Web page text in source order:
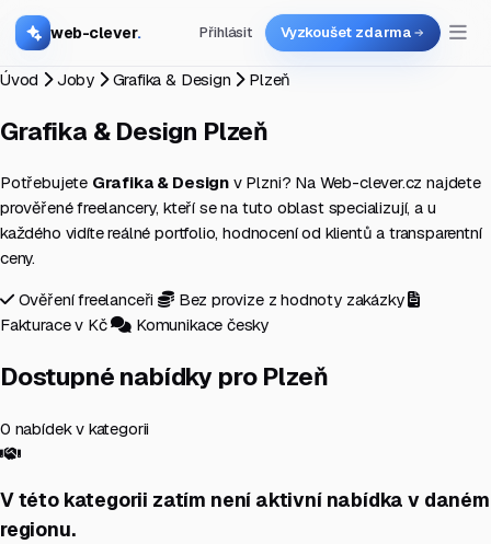
web-clever. Přihlásit Vyzkoušet zdarma
Úvod Joby Grafika & Design Plzeň
Grafika & Design Plzeň
Potřebujete Grafika & Designv Plzni? Na Web-clever.cz najdete
prověřené freelancery, kteří se na tuto oblast specializují, a u
každého vidíte reálné portfolio, hodnocení od klientů a transparentní
ceny.
Ověření freelanceři
Bez provize z hodnoty zakázky
Fakturace v Kč
Komunikace česky
Dostupné nabídky pro Plzeň
0 nabídek v kategorii
V této kategorii zatím není aktivní nabídka v daném
regionu.